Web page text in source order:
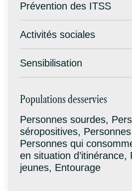
Prévention des ITSS
Activités sociales
Sensibilisation
Populations desservies
Personnes sourdes,
séropositives,
Personnes qui
en situation d’itinérance,
jeunes, Entourage